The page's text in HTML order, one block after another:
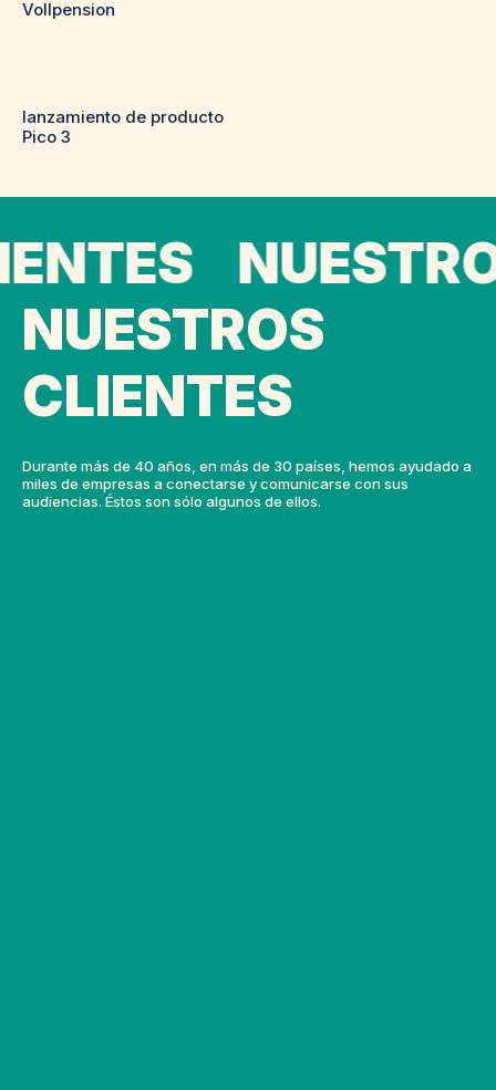
Vollpension
lanzamiento de producto
Pico 3
NUESTROS
CLIENTES
Durante más de 40 años, en más de 30 países, hemos ayudado a
miles de empresas a conectarse y comunicarse con sus
audiencias. Éstos son sólo algunos de ellos.